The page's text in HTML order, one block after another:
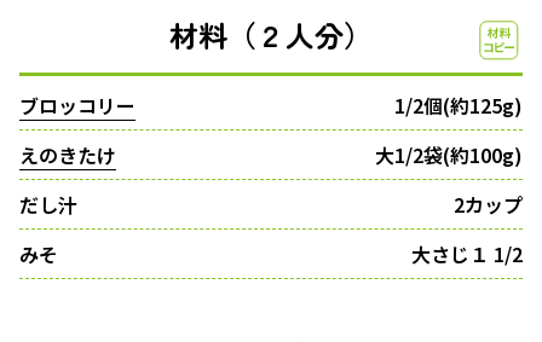
材料（２人分）
ブロッコリー
1/2個(約125g)
えのきたけ
大1/2袋(約100g)
だし汁
2カップ
みそ
大さじ１ 1/2